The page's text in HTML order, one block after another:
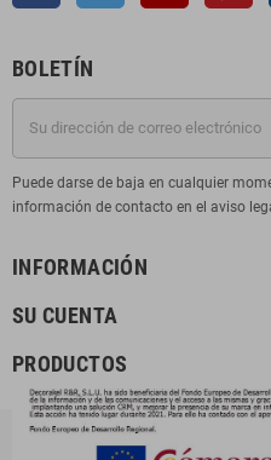
BOLETÍN
Puede darse de baja en cualquier
información de contacto en el aviso
INFORMACIÓN
SU CUENTA
PRODUCTOS